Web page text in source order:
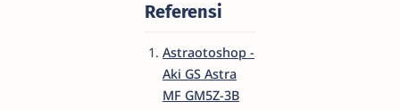
Referensi
Astraotoshop -
Aki GS Astra
MF GM5Z-3B